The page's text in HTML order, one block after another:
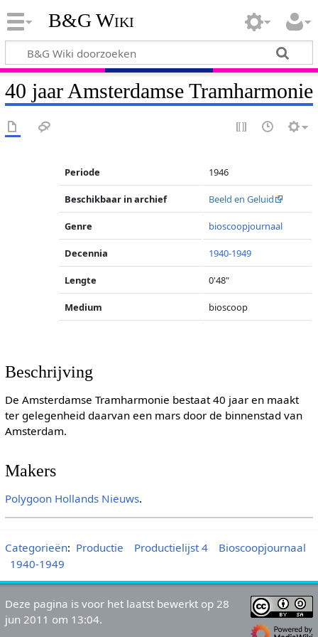
B&G Wiki
40 jaar Amsterdamse Tramharmonie
Periode 1946
Beschikbaar in archief Beeld en Geluid
Genre bioscoopjournaal
Decennia 1940-1949
Lengte 0'48"
Medium bioscoop
Beschrijving
De Amsterdamse Tramharmonie bestaat 40 jaar en maakt
ter gelegenheid daarvan een mars door de binnenstad van
Amsterdam.
Makers
Polygoon Hollands Nieuws.
Categorieën: Productie Productielijst 4
Bioscoopjournaal
1940-1949
Deze pagina is voor het laatst bewerkt op 28
jun 2011 om 13:04.